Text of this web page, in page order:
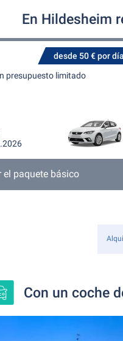
En Hildesheim
desde 50 € por día
presupuesto limitado
el paquete básico
Con un coche